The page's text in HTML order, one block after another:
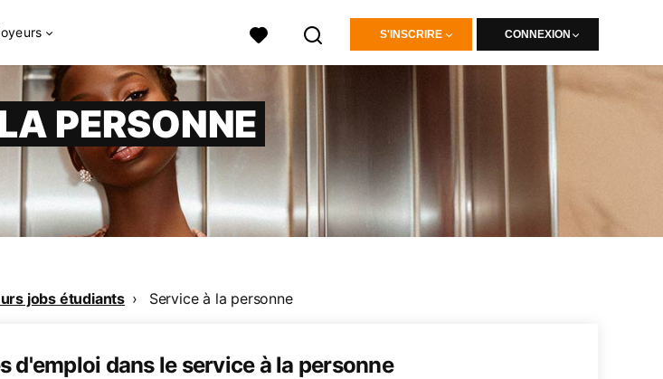
S'INSCRIRE CONNEXION
PERSONNE
jobs étudiants Service à la personne
d'emploi dans le service à la personne